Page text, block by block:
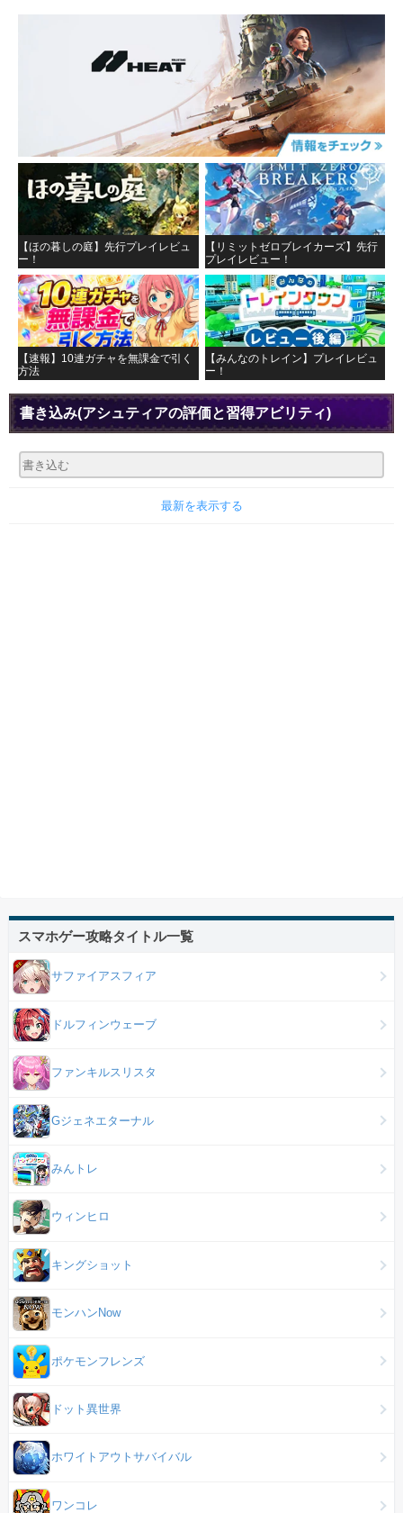
【ほの暮しの庭】先行プレイレビュ
ー！
【リミットゼロブレイカーズ】先行
プレイレビュー！
【速報】10連ガチャを無課金で引く
方法
【みんなのトレイン】プレイレビュ
ー！
書き込み(アシュティアの評価と習得アビリティ)
最新を表示する
スマホゲー攻略タイトル一覧
サファイアスフィア
ドルフィンウェーブ
ファンキルスリスタ
Gジェネエターナル
みんトレ
ウィンヒロ
キングショット
モンハンNow
ポケモンフレンズ
ドット異世界
ホワイトアウトサバイバル
ワンコレ